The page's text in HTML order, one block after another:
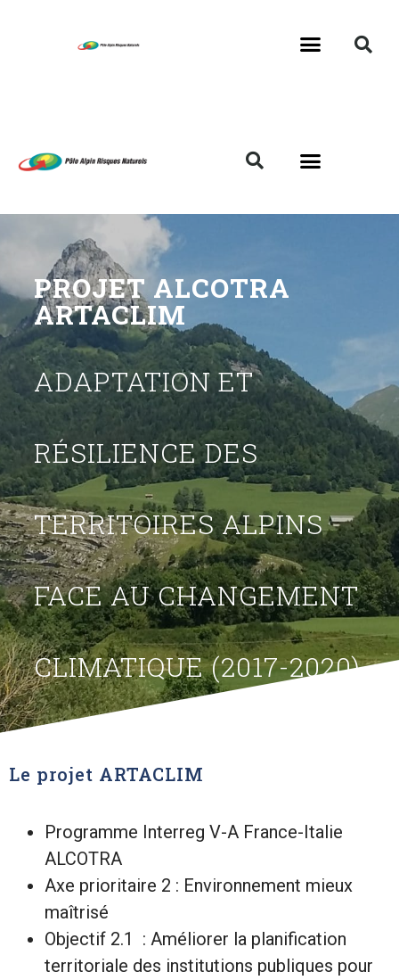
PROJET ALCOTRA
ARTACLIM
ADAPTATION ET
RÉSILIENCE DES
TERRITOIRES ALPINS
FACE AU CHANGEMENT
CLIMATIQUE (2017-2020)
Le projet ARTACLIM
Programme Interreg V-A France-Italie
ALCOTRA
Axe prioritaire 2 : Environnement mieux
maîtrisé
Objectif 2.1 : Améliorer la planification
territoriale des institutions publiques pour